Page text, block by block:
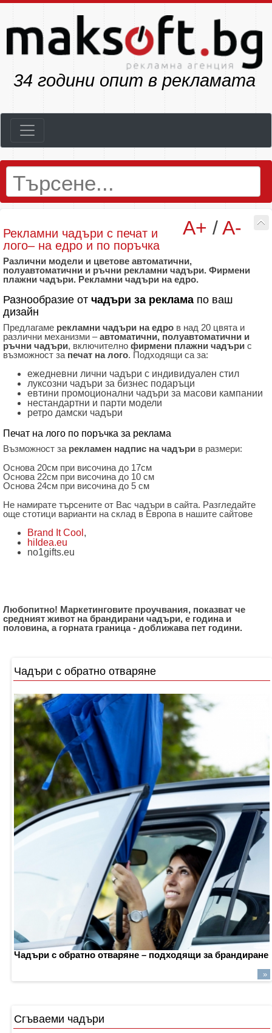
34 години опит в рекламата
A+ /A-
Рекламни чадъри с печат и
лого– на едро и по поръчка
Различни модели и цветове автоматични,
полуавтоматични и ръчни рекламни чадъри. Фирмени
плажни чадъри. Рекламни чадъри на едро.
Разнообразие от чадъри за реклама по ваш
дизайн
Предлагаме рекламни чадъри на едро в над 20 цвята и
различни механизми –автоматични, полуавтоматични и
ръчни чадъри, включително фирмени плажни чадъри с
възможност за печат на лого. Подходящи са за:
ежедневни лични чадъри с индивидуален стил
луксозни чадъри за бизнес подаръци
евтини промоционални чадъри за масови кампании
нестандартни и парти модели
ретро дамски чадъри
Печат на лого по поръчка за реклама
Възможност за рекламен надпис на чадъри в размери:
Основа 20см при височина до 17см
Основа 22см при височина до 10 см
Основа 24см при височина до 5 см
Не намирате търсените от Вас чадъри в сайта. Разгледайте
още стотици варианти на склад в Европа в нашите сайтове
Brand It Cool ,
hiIdea.eu
no1gifts.eu
Любопитно! Маркетинговите проучвания, показват че
средният живот на брандирани чадъри, е година и
половина, а горната граница - доближава пет години.
Чадъри с обратно отваряне
Чадърисобратноотваряне – подходящизабрандиране
»
Сгъваеми чадъри